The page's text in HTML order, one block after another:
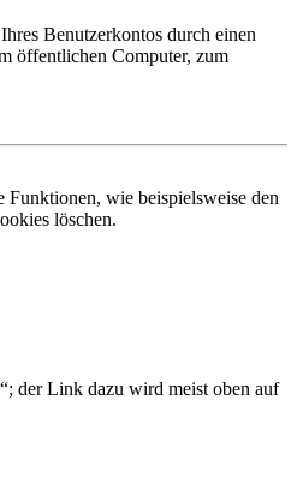
Benutzerkontos durch einen
öffentlichen Computer, zum
wie beispielsweise den
löschen.
der Link dazu wird meist oben auf